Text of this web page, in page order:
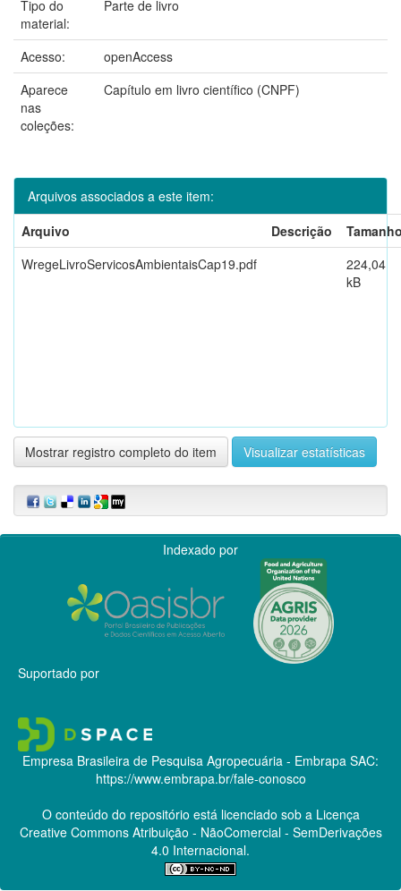
Tipo do
material:
Parte de livro
Acesso:
openAccess
Aparece
nas
coleções:
Capítulo em livro científico (CNPF)
Arquivos associados a este item:
Arquivo
Descrição
WregeLivroServicosAmbientaisCap19.pdf
224,04
kB
Mostrar registro completo do item Visualizar estatísticas
Indexado por
Suportado por
Empresa Brasileira de Pesquisa Agropecuária - Embrapa SAC:
https://www.embrapa.br/fale-conosco
O conteúdo do repositório está licenciado sob a Licença
Creative CommonsAtribuição - NãoComercial - SemDerivações
4.0 Internacional.